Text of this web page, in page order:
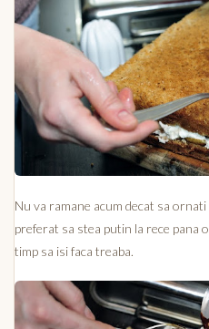
Nu va ramane acum decat sa
preferat sa stea putin la rece pana
timp sa isi faca treaba.